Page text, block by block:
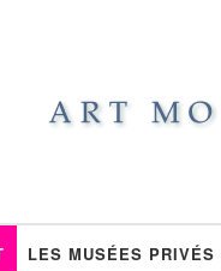
LES MUSÉES PRIVÉS